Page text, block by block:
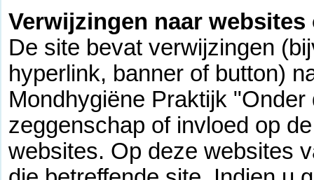
Verwijzingen naar
De site bevat verwijzingen
hyperlink, banner of button)
Mondhygiëne Praktijk
zeggenschap of invloed op
websites. Op deze websites